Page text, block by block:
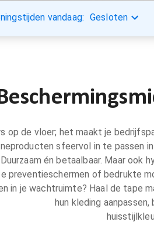
vandaag: Gesloten
op de vloer; het maakt je
sfeervol in te
én betaalbaar. Maar ook
preventieschermen of bedrukte
je wachtruimte? Haal de tape
hun kleding aanpassen,